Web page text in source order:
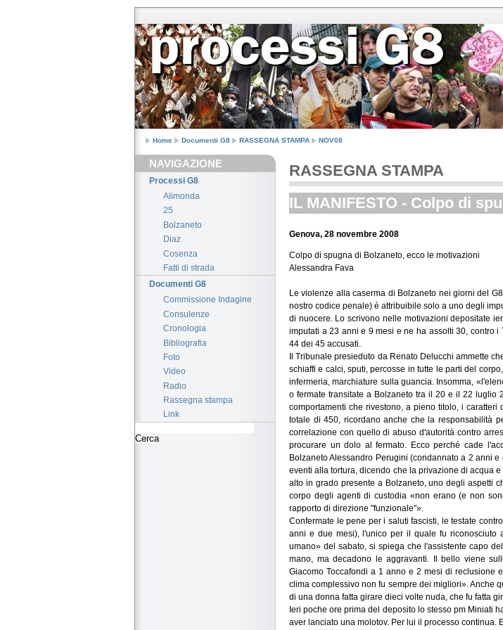
Home Documenti G8 RASSEGNA STAMPA NOV08
NAVIGAZIONE
Processi G8
Alimonda
25
Bolzaneto
Diaz
Cosenza
Fatti di strada
Documenti G8
Commissione Indagine
Consulenze
Cronologia
Bibliografia
Foto
Video
Radio
Rassegna stampa
Link
RASSEGNA STAMPA
IL MANIFESTO - Colpo di
Genova, 28 novembre 2008
Colpo di spugna di Bolzaneto, ecco le motivazioni
Alessandra Fava
Le violenze alla caserma di Bolzaneto nei giorni del
nostro codice penale) è attribuibile solo a uno degli
di nuocere. Lo scrivono nelle motivazioni depositate
imputati a 23 anni e 9 mesi e ne ha assolti 30, contro
44 dei 45 accusati.
Il Tribunale presieduto da Renato Delucchi ammette
schiaffi e calci, sputi, percosse in tutte le parti del
infermeria, marchiature sulla guancia. Insomma,
o fermate transitate a Bolzaneto tra il 20 e il 22 luglio
comportamenti che rivestono, a pieno titolo, i
totale di 450, ricordano anche che la responsabilità
correlazione con quello di abuso d'autorità contro
procurare un dolo al fermato. Ecco perché cade
Bolzaneto Alessandro Perugini (condannato a 2 anni
eventi alla tortura, dicendo che la privazione di acqua
alto in grado presente a Bolzaneto, uno degli aspetti
corpo degli agenti di custodia «non erano (e non
rapporto di direzione "funzionale"».
Confermate le pene per i saluti fascisti, le testate
anni e due mesi), l'unico per il quale fu riconosciuto
umano» del sabato, si spiega che l'assistente capo
mano, ma decadono le aggravanti. Il bello viene
Giacomo Toccafondi a 1 anno e 2 mesi di reclusione
clima complessivo non fu sempre dei migliori». Anche
di una donna fatta girare dieci volte nuda, che fu fatta
Ieri poche ore prima del deposito lo stesso pm Miniati
aver lanciato una molotov. Per lui il processo continua.